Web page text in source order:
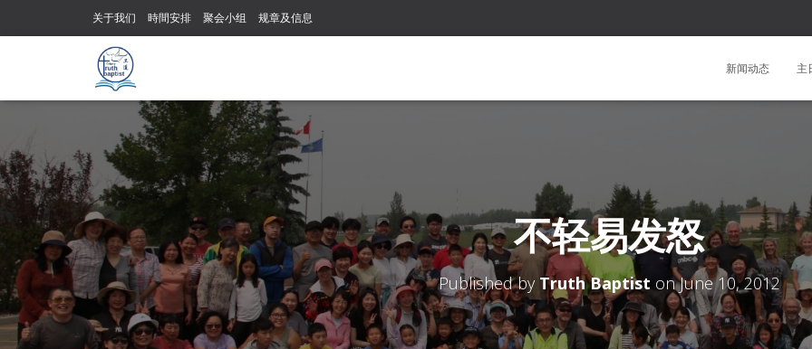
关于我们 時間安排 聚会小组 规章及信息
新闻动态 主
不轻易发怒
Published by Truth Baptist onJune 10, 2012